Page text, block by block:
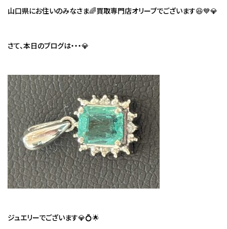
山口県にお住いのみなさま🌈買取専門店オリーブでございます😆💙💎
さて、本日のブログは・・・💎
ジュエリーでございます💎💍🌟